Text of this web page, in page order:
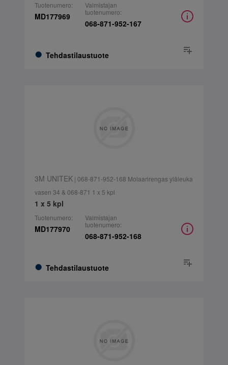
Tuotenumero:
MD177969
Tehdastilaustuote
Valmistajan
tuotenumero:
068-871-952-167
3M UNITEK| 068-871-952-168 Molaarirengas yläleuka
vasen 34 & 068-871 1 x 5 kpl
1 x 5 kpl
Tuotenumero:
MD177970
Tehdastilaustuote
Valmistajan
tuotenumero:
068-871-952-168